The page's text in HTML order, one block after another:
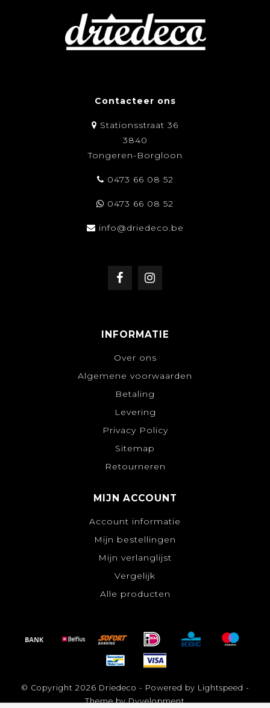
Contacteer ons
Stationsstraat 36
3840
Tongeren-Borgloon
0473 66 08 52
0473 66 08 52
info@driedeco.be
INFORMATIE
Over ons
Algemene voorwaarden
Betaling
Levering
Privacy Policy
Sitemap
Retourneren
MIJN ACCOUNT
Account informatie
Mijn bestellingen
Mijn verlanglijst
Vergelijk
Alle producten
© Copyright 2026 Driedeco - Powered by Lightspeed -
Theme byDyvelopment